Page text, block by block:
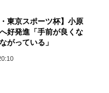
東京スポーツ杯】小原
好発進「手前が良くな
がっている」